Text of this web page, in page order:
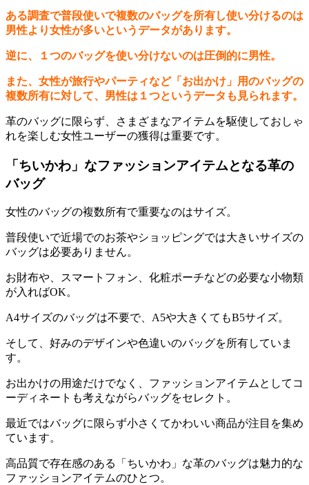
ある調査で普段使いで複数のバッグを所有し使い分けるのは
男性より女性が多いというデータがあります。
逆に、１つのバッグを使い分けないのは圧倒的に男性。
また、女性が旅行やパーティなど「お出かけ」用のバッグの
複数所有に対して、男性は１つというデータも見られます。
革のバッグに限らず、さまざまなアイテムを駆使しておしゃ
れを楽しむ女性ユーザーの獲得は重要です。
「ちいかわ」なファッションアイテムとなる革の
バッグ
女性のバッグの複数所有で重要なのはサイズ。
普段使いで近場でのお茶やショッピングでは大きいサイズの
バッグは必要ありません。
お財布や、スマートフォン、化粧ポーチなどの必要な小物類
が入ればOK。
A4サイズのバッグは不要で、A5や大きくてもB5サイズ。
そして、好みのデザインや色違いのバッグを所有していま
す。
お出かけの用途だけでなく、ファッションアイテムとしてコ
ーディネートも考えながらバッグをセレクト。
最近ではバッグに限らず小さくてかわいい商品が注目を集め
ています。
高品質で存在感のある「ちいかわ」な革のバッグは魅力的な
ファッションアイテムのひとつ。